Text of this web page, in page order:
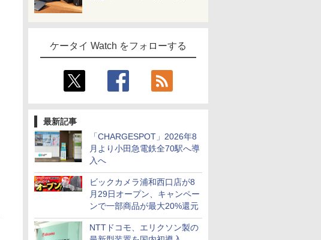
ケータイ Watch をフォローする
最新記事
「CHARGESPOT」2026年8
月より小田急電鉄全70駅へ導
入へ
ビックカメラ浦和西口店が8
月29日オープン、キャンペー
ンで一部商品が最大20%還元
NTTドコモ、エリクソン製の